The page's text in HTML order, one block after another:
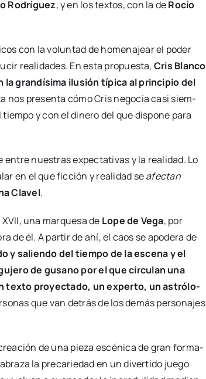
Rodrí­guez, y en los tex­tos, con la deRocío
con la volun­tad de home­na­jear el poder
reali­da­des. En esta pro­pues­ta, Cris Blan­co
gran­dí­si­ma ilu­sión típi­ca al prin­ci­pio del
nos pre­sen­ta cómo Cris nego­cia casi siem­
y con el dine­ro del que dis­po­ne para
nues­tras expec­ta­ti­vas y la reali­dad. Lo
en el que fic­ción y reali­dad seafec­tan
Cla­vel.
una mar­que­sa de Lope de Vega, por
de él. A par­tir de ahí, el caos se apo­de­ra de
y salien­do del tiem­po de la esce­na y el
de gusano por el que cir­cu­lan una
tex­to pro­yec­ta­do, un exper­to, un astró­lo­
que van detrás de los demás per­so­na­jes
de una pie­za escé­ni­ca de gran for­ma­
la pre­ca­rie­dad en un diver­ti­do jue­go